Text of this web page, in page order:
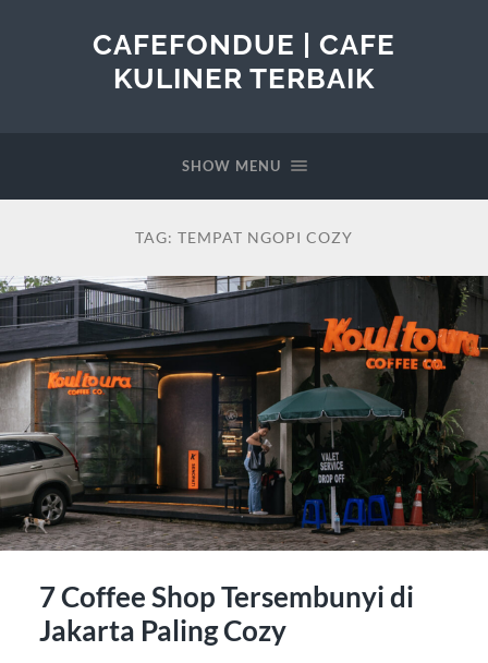
CAFEFONDUE | CAFE
KULINER TERBAIK
SHOW MENU
TAG: TEMPAT NGOPI COZY
7 Coffee Shop Tersembunyi di
Jakarta Paling Cozy